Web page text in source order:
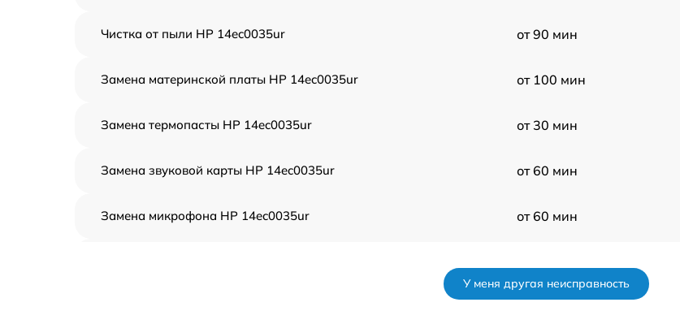
Чистка от пыли HP 14ec0035ur от 90 мин
Замена материнской платы HP 14ec0035ur от 100 мин
Замена термопасты HP 14ec0035ur от 30 мин
Замена звуковой карты HP 14ec0035ur от 60 мин
Замена микрофона HP 14ec0035ur от 60 мин
У меня другая неисправность